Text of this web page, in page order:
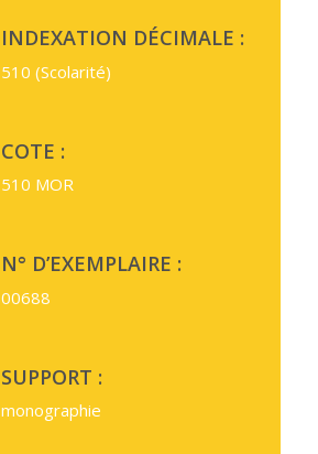
INDEXATION DÉCIMALE :
510 (Scolarité)
COTE :
510 MOR
N° D’EXEMPLAIRE :
00688
SUPPORT :
monographie